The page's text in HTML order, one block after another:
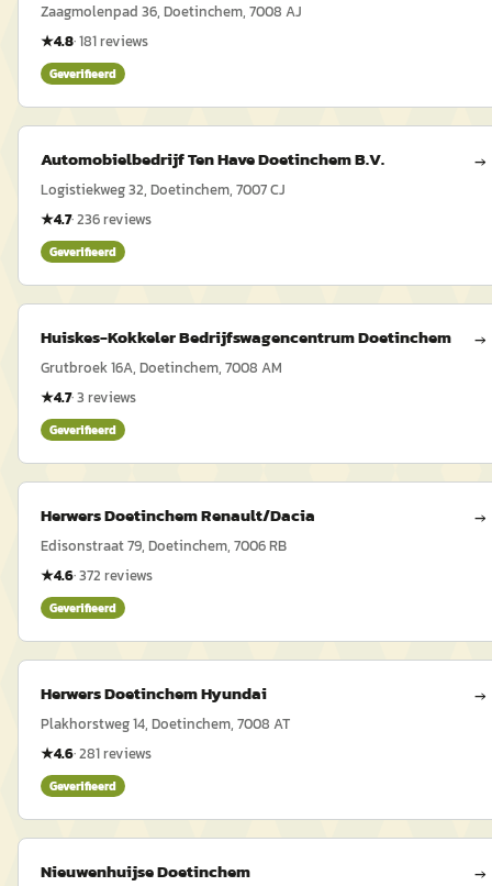
Zaagmolenpad 36, Doetinchem, 7008 AJ
★4.8·181reviews
Geverifieerd
Automobielbedrijf Ten Have Doetinchem B.V. →
Logistiekweg 32, Doetinchem, 7007 CJ
★4.7·236reviews
Geverifieerd
Huiskes-Kokkeler Bedrijfswagencentrum Doetinchem →
Grutbroek 16A, Doetinchem, 7008 AM
★4.7·3 reviews
Geverifieerd
Herwers Doetinchem Renault/Dacia →
Edisonstraat 79, Doetinchem, 7006 RB
★4.6·372 reviews
Geverifieerd
Herwers Doetinchem Hyundai →
Plakhorstweg 14, Doetinchem, 7008 AT
★4.6·281reviews
Geverifieerd
Nieuwenhuijse Doetinchem →